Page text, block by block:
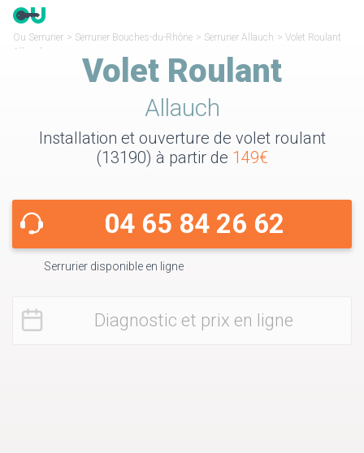
Ou Serrurier > Serrurier Bouches-du-Rhône > Serrurier Allauch > Volet Roulant
Allauch
Volet Roulant
Allauch
Installation et ouverture de volet roulant
(13190) à partir de 149€
04 65 84 26 62
Serrurier disponible en ligne
Diagnostic et prix en ligne